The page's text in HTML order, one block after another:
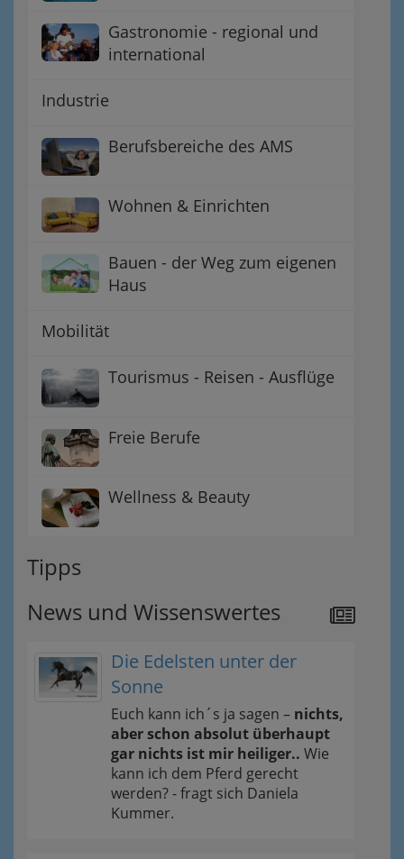
Gastronomie - regional und
international
Industrie
Berufsbereiche des AMS
Wohnen & Einrichten
Bauen - der Weg zum eigenen
Haus
Mobilität
Tourismus - Reisen - Ausflüge
Freie Berufe
Wellness & Beauty
Tipps
News und Wissenswertes
Die Edelsten unter der
Sonne
Euch kann ich´s ja sagen – nichts,
aber schon absolut überhaupt
gar nichts ist mir heiliger.. Wie
kann ich dem Pferd gerecht
werden? - fragt sich Daniela
Kummer.